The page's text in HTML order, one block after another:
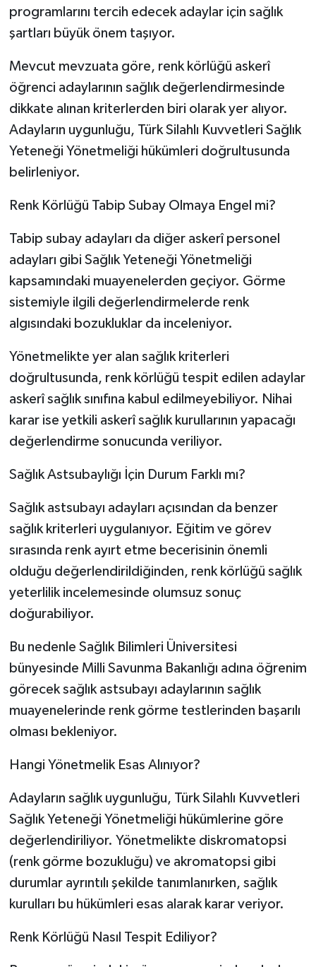
programlarını tercih edecek adaylar için sağlık
şartları büyük önem taşıyor.
Mevcut mevzuata göre, renk körlüğü askerî
öğrenci adaylarının sağlık değerlendirmesinde
dikkate alınan kriterlerden biri olarak yer alıyor.
Adayların uygunluğu, Türk Silahlı Kuvvetleri Sağlık
Yeteneği Yönetmeliği hükümleri doğrultusunda
belirleniyor.
Renk Körlüğü Tabip Subay Olmaya Engel mi?
Tabip subay adayları da diğer askerî personel
adayları gibi Sağlık Yeteneği Yönetmeliği
kapsamındaki muayenelerden geçiyor. Görme
sistemiyle ilgili değerlendirmelerde renk
algısındaki bozukluklar da inceleniyor.
Yönetmelikte yer alan sağlık kriterleri
doğrultusunda, renk körlüğü tespit edilen adaylar
askerî sağlık sınıfına kabul edilmeyebiliyor. Nihai
karar ise yetkili askerî sağlık kurullarının yapacağı
değerlendirme sonucunda veriliyor.
Sağlık Astsubaylığı İçin Durum Farklı mı?
Sağlık astsubayı adayları açısından da benzer
sağlık kriterleri uygulanıyor. Eğitim ve görev
sırasında renk ayırt etme becerisinin önemli
olduğu değerlendirildiğinden, renk körlüğü sağlık
yeterlilik incelemesinde olumsuz sonuç
doğurabiliyor.
Bu nedenle Sağlık Bilimleri Üniversitesi
bünyesinde Milli Savunma Bakanlığı adına öğrenim
görecek sağlık astsubayı adaylarının sağlık
muayenelerinde renk görme testlerinden başarılı
olması bekleniyor.
Hangi Yönetmelik Esas Alınıyor?
Adayların sağlık uygunluğu, Türk Silahlı Kuvvetleri
Sağlık Yeteneği Yönetmeliği hükümlerine göre
değerlendiriliyor. Yönetmelikte diskromatopsi
(renk görme bozukluğu) ve akromatopsi gibi
durumlar ayrıntılı şekilde tanımlanırken, sağlık
kurulları bu hükümleri esas alarak karar veriyor.
Renk Körlüğü Nasıl Tespit Ediliyor?